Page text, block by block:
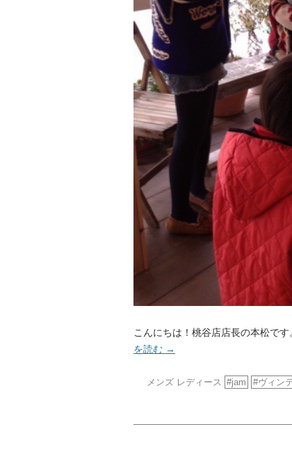
こんにちは！桃谷店店長の本松で
を読む →
メンズ レディース jam ヴィン